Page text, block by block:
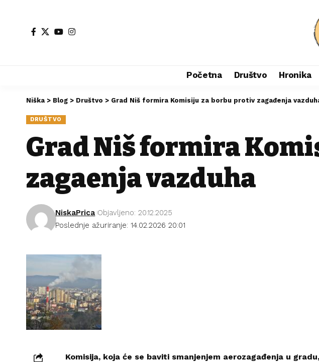
Početna Društvo Hronika
Niška > Blog > Društvo > Grad Niš formira Komisiju za borbu protiv zagađenja
DRUŠTVO
Grad Niš formira
zagađenja vazduha
Poslednje ažuriranje: 14.02.2026 20:01
NiskaPrica Objavljeno: 20.12.2025
Komisija, koja će se baviti smanjenjem aerozagađenja u